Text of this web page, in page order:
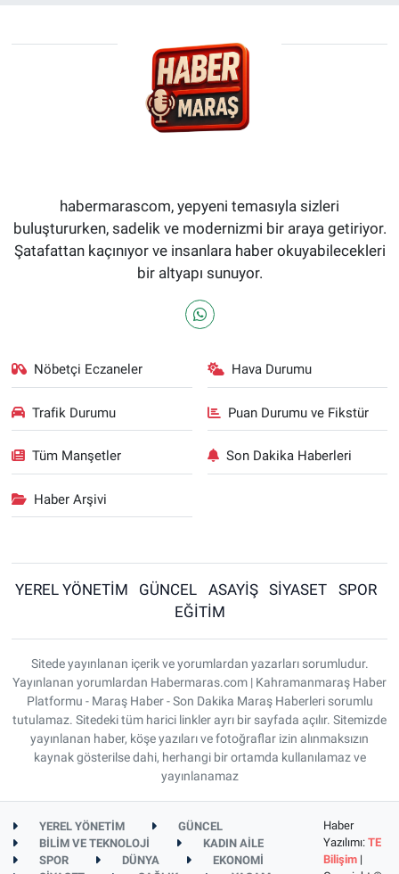
habermarascom, yepyeni temasıyla sizleri
buluştururken, sadelik ve modernizmi bir araya getiriyor.
Şatafattan kaçınıyor ve insanlara haber okuyabilecekleri
bir altyapı sunuyor.
Nöbetçi Eczaneler Hava Durumu
Trafik Durumu Puan Durumu ve Fikstür
Tüm Manşetler Son Dakika Haberleri
Haber Arşivi
YEREL YÖNETİM GÜNCEL ASAYİŞ SİYASET
SPOR
EĞİTİM
Sitede yayınlanan içerik ve yorumlardan yazarları sorumludur.
Yayınlanan yorumlardan Habermaras.com | Kahramanmaraş Haber
Platformu - Maraş Haber - Son Dakika Maraş Haberleri sorumlu
tutulamaz. Sitedeki tüm harici linkler ayrı bir sayfada açılır. Sitemizde
yayınlanan haber, köşe yazıları ve fotoğraflar izin alınmaksızın
kaynak gösterilse dahi, herhangi bir ortamda kullanılamaz ve
yayınlanamaz
YEREL YÖNETİM
GÜNCEL
BİLİM VE TEKNOLOJİ
KADIN AİLE
SPOR
DÜNYA
EKONOMİ
Haber
Yazılımı: TE
Bilişim|